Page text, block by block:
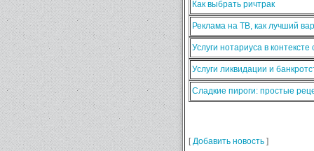
Как выбрать ричтрак
Реклама на ТВ, как лучший
Услуги нотариуса в
Услуги ликвидации и
Сладкие пироги: простые
[Добавить новость ]